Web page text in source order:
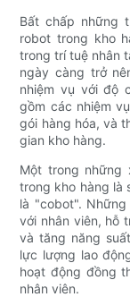
Bất chấp những
robot trong kho
trong trí tuệ nhân
ngày càng trở
nhiệm vụ với độ
gồm các nhiệm
gói hàng hóa, và
gian kho hàng.
Một trong những
trong kho hàng là
là "cobot".
với nhân viên, hỗ
và tăng năng
lực lượng lao
hoạt động đồng
nhân viên.